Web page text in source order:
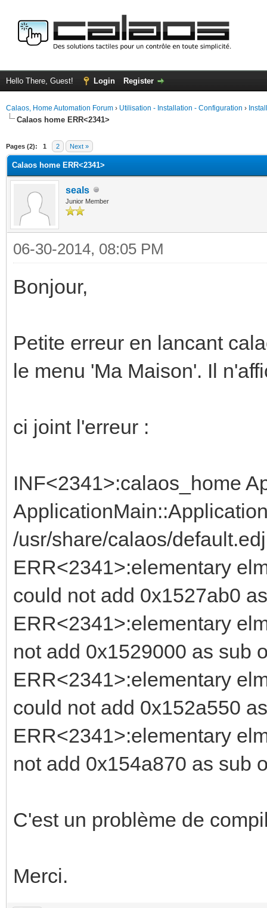
Hello There, Guest! Login Register
Calaos, Home Automation Forum › Utilisation - Installation - Configuration ›
Calaos home ERR<2341>
Pages (2): 1 2 Next »
Calaos home ERR<2341>
seals
Junior Member
06-30-2014, 08:05 PM
Bonjour,
Petite erreur en lancant
le menu 'Ma Maison'. Il
ci joint l'erreur :
INF<2341>:calaos_home
/usr/share/calaos/default.edj
ERR<2341>:elementary
could not add 0x1527ab0
ERR<2341>:elementary
not add 0x1529000 as sub
ERR<2341>:elementary
could not add 0x152a550
ERR<2341>:elementary
not add 0x154a870 as sub
C'est un problème de
Merci.